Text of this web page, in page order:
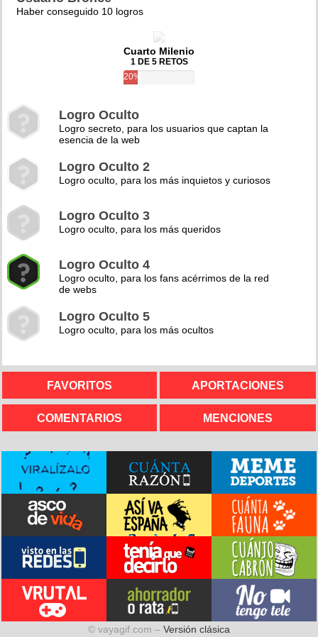
Haber conseguido 10 logros
Cuarto Milenio
1 DE 5 RETOS
20%
Logro Oculto
Logro secreto, para los usuarios que captan la
esencia de la web
Logro Oculto 2
Logro oculto, para los más inquietos y curiosos
Logro Oculto 3
Logro oculto, para los más queridos
Logro Oculto 4
Logro oculto, para los fans acérrimos de la red
de webs
Logro Oculto 5
Logro oculto, para los más ocultos
FAVORITOS APORTACIONES
COMENTARIOS MENCIONES
© vayagif.com – Versión clásica